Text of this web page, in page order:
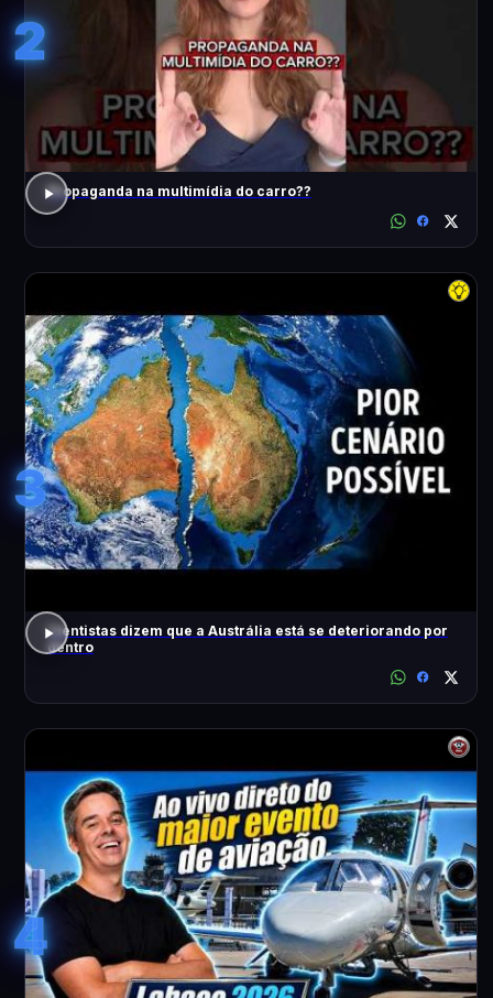
2
Propaganda na multimídia do carro??
3
Cientistas dizem que a Austrália está se deteriorando por
dentro
4